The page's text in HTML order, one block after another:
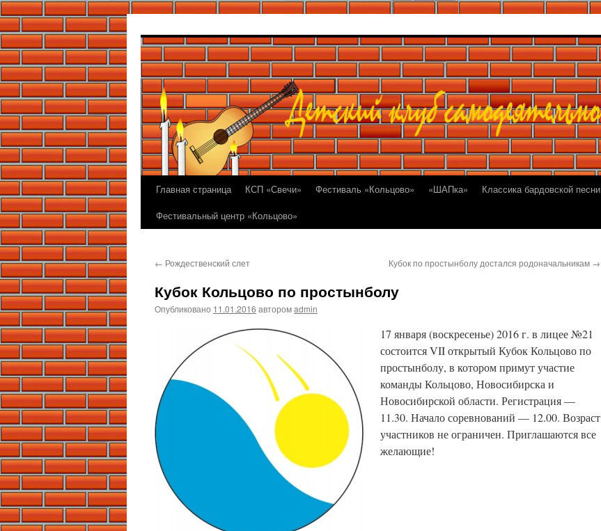
содержимому
Главная страница КСП «Свечи» Фестиваль «Кольцово» «ШАПка» Классика бардовской песни
Фестивальный центр «Кольцово»
← Рождественский слет Кубок по простынболу достался родоначальникам →
Кубок Кольцово по простынболу
Опубликовано 11.01.2016 авторомadmin
17 января (воскресенье) 2016 г. в лицее №21
состоится VII открытый Кубок Кольцово по
простынболу, в котором примут участие
команды Кольцово, Новосибирска и
Новосибирской области. Регистрация —
11.30. Начало соревнований — 12.00. Возраст
участников не ограничен. Приглашаются все
желающие!